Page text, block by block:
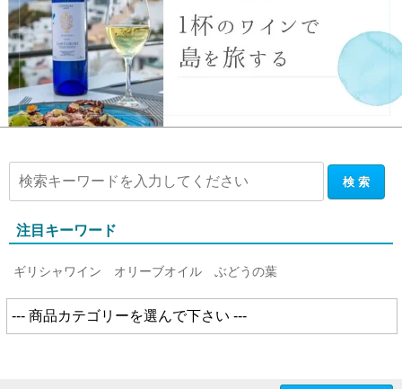
注目キーワード
ギリシャワイン オリーブオイル ぶどうの葉